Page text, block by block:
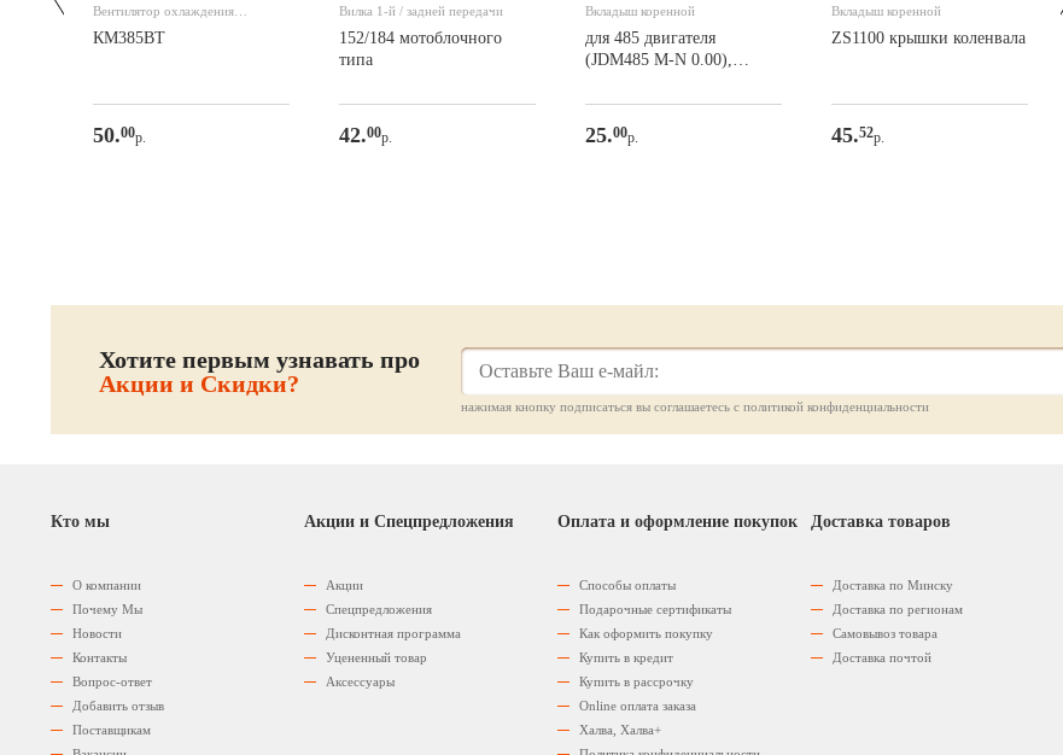
Вентилятор охлаждения
КМ385ВТ
50.00р.
Вилка 1-й / задней передачи
152/184 мотоблочного
типа
42.00р.
Вкладыш коренной
для 485 двигателя
(JDM485 M-N 0.00),
25.00р.
Вкладыш коренной
ZS1100 крышки коленвала
45.52р.
Хотите первым узнавать про
Акции и Скидки?
нажимая кнопку подписаться вы соглашаетесь с политикой конфиденциальности
Кто мы
О компании
Почему Мы
Новости
Контакты
Вопрос-ответ
Добавить отзыв
Поставщикам
Акции и Спецпредложения
Акции
Спецпредложения
Дисконтная программа
Уцененный товар
Аксессуары
Оплата и оформление покупок
Способы оплаты
Подарочные сертификаты
Как оформить покупку
Купить в кредит
Купить в рассрочку
Оnline оплата заказа
Халва, Халва+
Доставка товаров
Доставка по Минску
Доставка по регионам
Самовывоз товара
Доставка почтой